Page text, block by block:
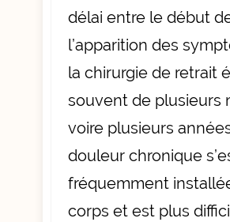
délai entre le début
l’apparition des
la chirurgie de retrait
souvent de plusieurs
voire plusieurs
douleur chronique
fréquemment
corps et est plus